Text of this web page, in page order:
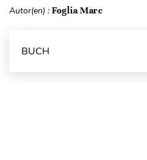
Autor(en) : Foglia Marc
BUCH